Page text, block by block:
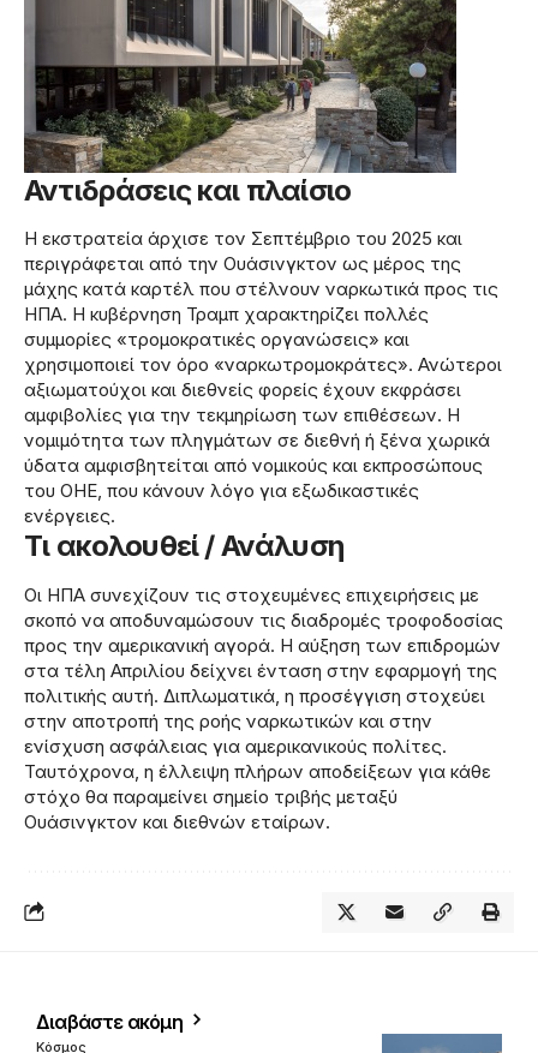
Αντιδράσεις και πλαίσιο
Η εκστρατεία άρχισε τον Σεπτέμβριο του 2025 και
περιγράφεται από την Ουάσινγκτον ως μέρος της
μάχης κατά καρτέλ που στέλνουν ναρκωτικά προς τις
ΗΠΑ. Η κυβέρνηση Τραμπ χαρακτηρίζει πολλές
συμμορίες «τρομοκρατικές οργανώσεις» και
χρησιμοποιεί τον όρο «ναρκωτρομοκράτες». Ανώτεροι
αξιωματούχοι και διεθνείς φορείς έχουν εκφράσει
αμφιβολίες για την τεκμηρίωση των επιθέσεων. Η
νομιμότητα των πληγμάτων σε διεθνή ή ξένα χωρικά
ύδατα αμφισβητείται από νομικούς και εκπροσώπους
του ΟΗΕ, που κάνουν λόγο για εξωδικαστικές
ενέργειες.
Τι ακολουθεί / Ανάλυση
Οι ΗΠΑ συνεχίζουν τις στοχευμένες επιχειρήσεις με
σκοπό να αποδυναμώσουν τις διαδρομές τροφοδοσίας
προς την αμερικανική αγορά. Η αύξηση των επιδρομών
στα τέλη Απριλίου δείχνει ένταση στην εφαρμογή της
πολιτικής αυτή. Διπλωματικά, η προσέγγιση στοχεύει
στην αποτροπή της ροής ναρκωτικών και στην
ενίσχυση ασφάλειας για αμερικανικούς πολίτες.
Ταυτόχρονα, η έλλειψη πλήρων αποδείξεων για κάθε
στόχο θα παραμείνει σημείο τριβής μεταξύ
Ουάσινγκτον και διεθνών εταίρων.
Διαβάστε ακόμη
Κόσμος